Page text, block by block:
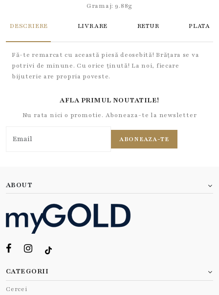
Gramaj: 9.88g
DESCRIERE LIVRARE RETUR PLATA
Fă-te remarcat cu această piesă deosebită! Brățara se va
potrivi de minune. Cu orice ținută! La noi, fiecare
bijuterie are propria poveste.
AFLA PRIMUL NOUTATILE!
Nu rata nici o promotie. Aboneaza-te la newsletter
ABONEAZA-TE
ABOUT
CATEGORII
Cercei